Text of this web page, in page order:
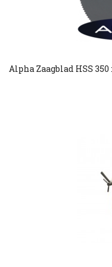
Alpha Zaagblad HSS